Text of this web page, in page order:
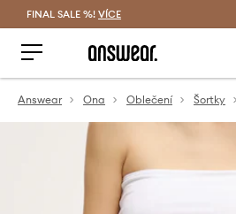
FINAL SALE %! VÍCE
Answear Ona Oblečení Šortky